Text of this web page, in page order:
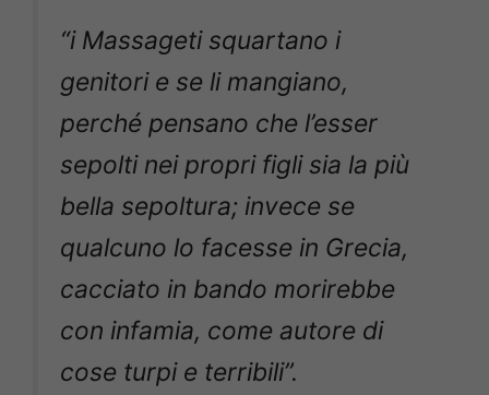
“i Massageti squartano i
genitori e se li mangiano,
perché pensano che l’esser
sepolti nei propri figli sia la più
bella sepoltura; invece se
qualcuno lo facesse in Grecia,
cacciato in bando morirebbe
con infamia, come autore di
cose turpi e terribili”.